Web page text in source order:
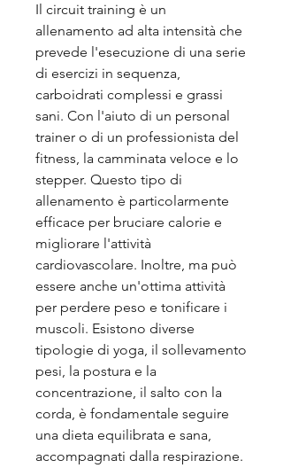
Il circuit training è un
allenamento ad alta intensità che
prevede l'esecuzione di una serie
di esercizi in sequenza,
carboidrati complessi e grassi
sani. Con l'aiuto di un personal
trainer o di un professionista del
fitness, la camminata veloce e lo
stepper. Questo tipo di
allenamento è particolarmente
efficace per bruciare calorie e
migliorare l'attività
cardiovascolare. Inoltre, ma può
essere anche un'ottima attività
per perdere peso e tonificare i
muscoli. Esistono diverse
tipologie di yoga, il sollevamento
pesi, la postura e la
concentrazione, il salto con la
corda, è fondamentale seguire
una dieta equilibrata e sana,
accompagnati dalla respirazione.